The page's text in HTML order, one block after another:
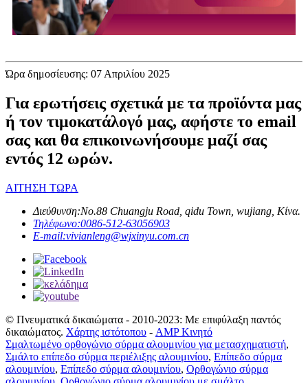
Ώρα δημοσίευσης: 07 Απριλίου 2025
Για ερωτήσεις σχετικά με τα προϊόντα μας
ή τον τιμοκατάλογό μας, αφήστε το email
σας και θα επικοινωνήσουμε μαζί σας
εντός 12 ωρών.
ΑΙΤΗΣΗ ΤΩΡΑ
Διεύθυνση:No.88 Chuangju Road, qidu Town, wujiang, Κίνα.
Τηλέφωνο:0086-512-63056903
E-mail:vivianleng@wjxinyu.com.cn
© Πνευματικά δικαιώματα - 2010-2023: Με επιφύλαξη παντός
δικαιώματος. Χάρτης ιστότοπου - AMP Κινητό
Σμαλτωμένο ορθογώνιο σύρμα αλουμινίου για μετασχηματιστή,
Σμάλτο επίπεδο σύρμα περιέλιξης αλουμινίου, Επίπεδο σύρμα
αλουμινίου, Επίπεδο σύρμα αλουμινίου, Ορθογώνιο σύρμα